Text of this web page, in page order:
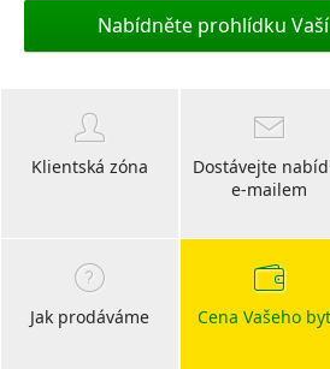
Nabídněte prohlídku
Klientská zóna
Dostávejte
e-mailem
Jak prodáváme Cena Vašeho